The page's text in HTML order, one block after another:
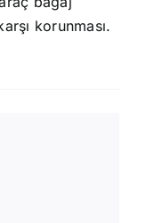
korunması.